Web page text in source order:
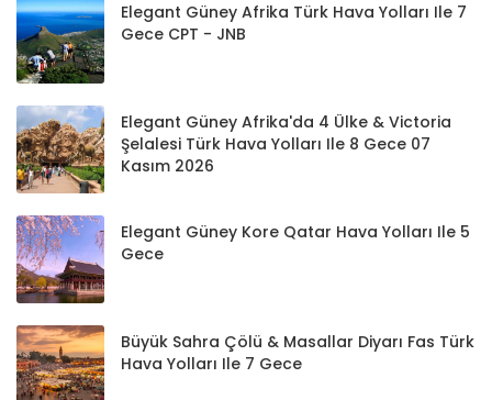
Elegant Güney Afrika Türk Hava Yolları Ile 7
Gece CPT - JNB
Elegant Güney Afrika'da 4 Ülke & Victoria
Şelalesi Türk Hava Yolları Ile 8 Gece 07
Kasım 2026
Elegant Güney Kore Qatar Hava Yolları Ile 5
Gece
Büyük Sahra Çölü & Masallar Diyarı Fas Türk
Hava Yolları Ile 7 Gece